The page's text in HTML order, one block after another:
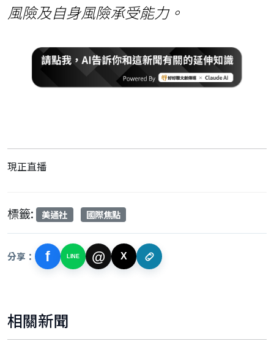
風險及自身風險承受能力。
現正直播
標籤: 美通社 國際焦點
分享： f LINE @ X
相關新聞